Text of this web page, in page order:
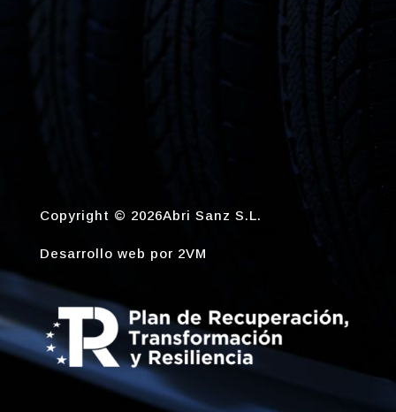
Copyright © 2026Abri Sanz S.L.
Desarrollo web por 2VM